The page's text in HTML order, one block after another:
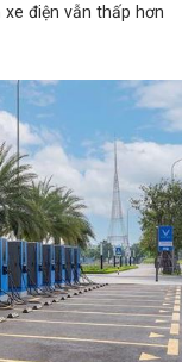
điện vẫn thấp hơn